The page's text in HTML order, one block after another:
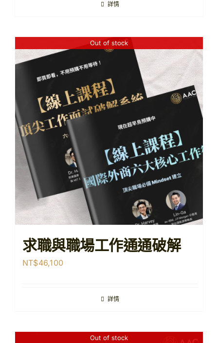
詳情
Out of stock
求職與職場工作通通破解
NT$46,100
詳情
Out of stock